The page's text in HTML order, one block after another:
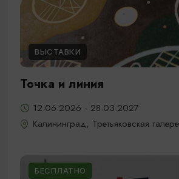
ВЫСТАВКИ
Точка и линия
12.06.2026 - 28.03.2027
Калининград, Третьяковская
БЕСПЛАТНО